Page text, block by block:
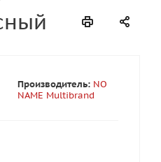
Производитель: NO
NAME Multibrand